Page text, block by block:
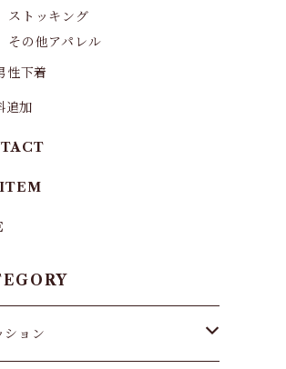
ストッキング
その他アパレル
性下着
追加
ション